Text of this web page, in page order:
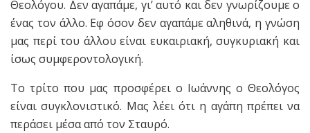
Θεολόγου. Δεν αγαπάμε, γι’ αυτό και δεν γνωρίζουμε ο
ένας τον άλλο. Εφ όσον δεν αγαπάμε αληθινά, η γνώση
μας περί του άλλου είναι ευκαιριακή, συγκυριακή και
ίσως συμφεροντολογική.
Το τρίτο που μας προσφέρει ο Ιωάννης ο Θεολόγος
είναι συγκλονιστικό. Μας λέει ότι η αγάπη πρέπει να
περάσει μέσα από τον Σταυρό.